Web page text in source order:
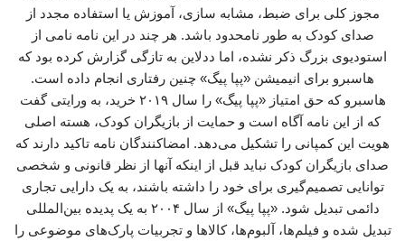
مجوز کلی برای ضبط، مشابه سازی، آموزش یا استفاده مجدد از
صدای کودک به طور نامحدود باشد. هر چند در این نامه نامی از
استودیوی بزرگ ذکر نشده، اما ددلاین به تازگی گزارش کرده بود که
هاسبرو برای انیمیشن «پپا پیگ» چنین رفتاری انجام داده است.
هاسبرو که حق امتیاز «پپا پیگ» را سال ۲۰۱۹ خرید، به ورایتی گفت
که از این نامه آگاه است و حمایت از بازیگران کودک، هسته اصلی
هویت این کمپانی را تشکیل می‌دهد. امضاکنندگان نامه تاکید دارند که
صدای بازیگران کودک نباید قبل از اینکه آنها از نظر قانونی و شخصی
توانایی تصمیم‌گیری برای خود را داشته باشند، به یک دارایی تجاری
دائمی تبدیل شود. «پپا پیگ» از سال ۲۰۰۴ به یک پدیده بین‌المللی
تبدیل شده و فیلم‌ها، آلبوم‌ها، کالاها و تجربیات پارک‌های موضوعی را